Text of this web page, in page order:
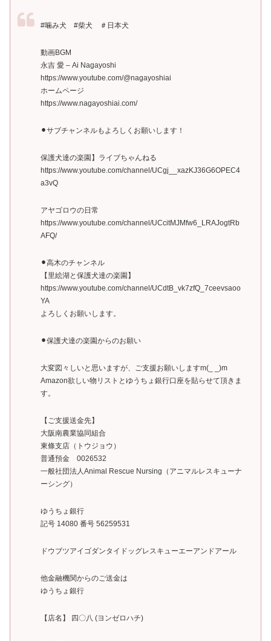
#噛み犬 #柴犬 ＃日本犬
動画BGM
永吉 愛 – Ai Nagayoshi
https://www.youtube.com/@nagayoshiai
ホームページ
https://www.nagayoshiai.com/
⚫︎サブチャンネルもよろしくお願いします！
保護犬達の楽園】ライブちゃんねる
https://www.youtube.com/channel/UCgj__xazKJ36G6OPEC4
a3vQ
アヤゴロウの日常
https://www.youtube.com/channel/UCcitMJMfw6_LRAJogtRb
AFQ/
⚫︎高木のチャンネル
【里絵湖と保護犬達の楽園】
https://www.youtube.com/channel/UCdtB_vk7zfQ_7ceevsaoo
YA
よろしくお願いします。
⚫︎保護犬達の楽園からのお願い
大変図々しいと思いますが、ご支援お願いしますm(_ _)m
Amazon欲しい物リストとゆうちょ銀行口座を貼らせて頂きま
す。
【ご支援送金先】
大阪南農業協同組合
東條支店（トウジョウ）
普通預金 0026532
一般社団法人Animal Rescue Nursing（アニマルレスキューナ
ーシング）
ゆうちょ銀行
記号 14080 番号 56259531
ドウブツアイゴダンタイドッグレスキューエーアンドアール
他金融機関からのご送金は
ゆうちょ銀行
【店名】 四〇八 (ヨンゼロハチ)